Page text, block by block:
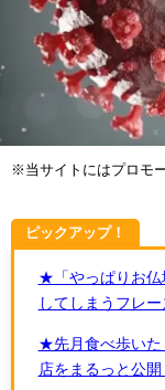
※当サイトにはプロモ
ピックアップ！
★「やっぱりお仏
してしまうフレ
★先月食べ歩いた
店をまるっと公開